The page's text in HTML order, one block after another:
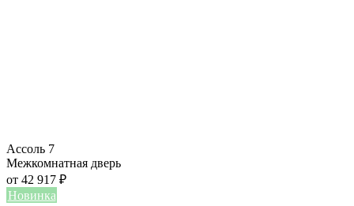
Ассоль 7
Межкомнатная дверь
от 42 917 ₽
Новинка